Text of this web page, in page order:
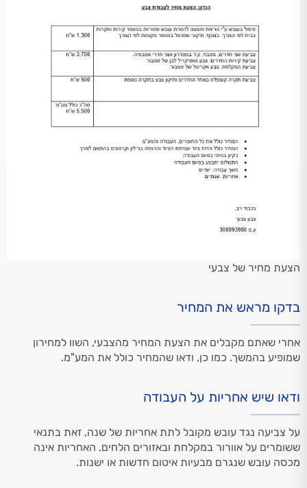
הצעת מחיר של צבעי
בדקו מראש את המחיר
אחרי שאתם מקבלים את הצעת המחיר מהצבעי, השוו למחירון
שמופיע בהמשך. כמו כן, ודאו שהמחיר כולל את המע"מ.
ודאו שיש אחריות על העבודה
על צביעה נגד עובש מקובל לתת אחריות של שנה, זאת בתנאי
ששומרים על אוורור במקלחת ובאזורים הלחים. האחריות אינה
מכסה עובש שנגרם מבעיות איטום חדשות או ישנות.